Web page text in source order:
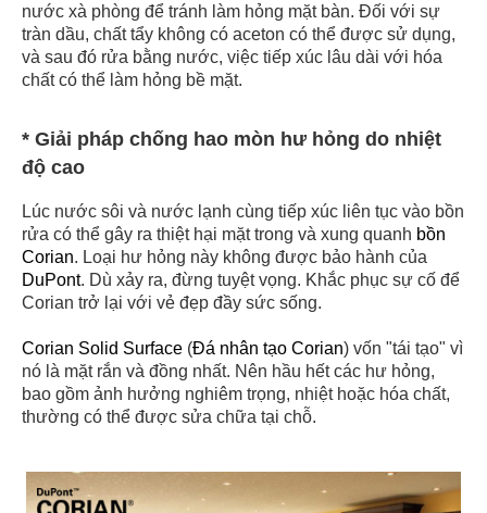
nước xà phòng để tránh làm hỏng mặt bàn. Đối với sự
tràn dầu, chất tẩy không có aceton có thể được sử dụng,
và sau đó rửa bằng nước, việc tiếp xúc lâu dài với hóa
chất có thể làm hỏng bề mặt.
* Giải pháp chống hao mòn hư hỏng do nhiệt
độ cao
Lúc nước sôi và nước lạnh cùng tiếp xúc liên tục vào bồn
rửa có thể gây ra thiệt hại mặt trong và xung quanh bồn
Corian. Loại hư hỏng này không được bảo hành của
DuPont. Dù xảy ra, đừng tuyệt vọng. Khắc phục sự cố để
Corian trở lại với vẻ đẹp đầy sức sống.
Corian Solid Surface (Đá nhân tạo Corian) vốn "tái tạo" vì
nó là mặt rắn và đồng nhất. Nên hầu hết các hư hỏng,
bao gồm ảnh hưởng nghiêm trọng, nhiệt hoặc hóa chất,
thường có thể được sửa chữa tại chỗ.